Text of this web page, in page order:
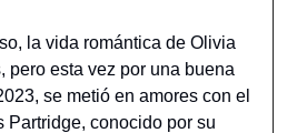
la vida romántica de Olivia
pero esta vez por una buena
se metió en amores con el
Partridge, conocido por su